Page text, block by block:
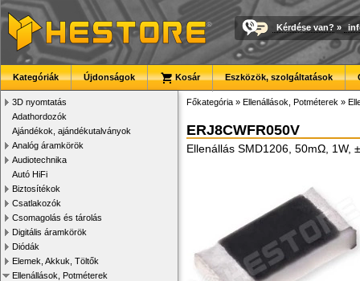
Kérdése van? »
Kategóriák Újdonságok Kosár Eszközök, szolgáltatások
3D nyomtatás
Adathordozók
Ajándékok, ajándékutalványok
Analóg áramkörök
Audiotechnika
Autó HiFi
Biztosítékok
Csatlakozók
Csomagolás és tárolás
Digitális áramkörök
Diódák
Elemek, Akkuk, Töltők
Ellenállások, Potméterek
Főkategória » Ellenállások, Potméterek »
ERJ8CWFR050V
Ellenállás SMD1206, 50mΩ, 1W,